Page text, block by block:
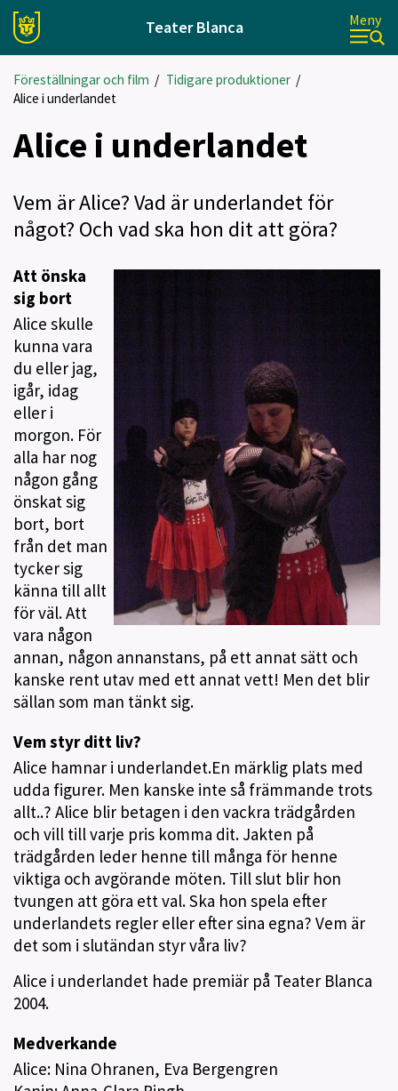
Teater Blanca Meny
Föreställningar och film / Tidigare produktioner/
Alice i underlandet
Alice i underlandet
Vem är Alice? Vad är underlandet för
något? Och vad ska hon dit att göra?
Att önska
sig bort
Alice skulle
kunna vara
du eller jag,
igår, idag
eller i
morgon. För
alla har nog
någon gång
önskat sig
bort, bort
från det man
tycker sig
känna till allt
för väl. Att
vara någon
annan, någon annanstans, på ett annat sätt och
kanske rent utav med ett annat vett! Men det blir
sällan som man tänkt sig.
Vem styr ditt liv?
Alice hamnar i underlandet.En märklig plats med
udda figurer. Men kanske inte så främmande trots
allt..? Alice blir betagen i den vackra trädgården
och vill till varje pris komma dit. Jakten på
trädgården leder henne till många för henne
viktiga och avgörande möten. Till slut blir hon
tvungen att göra ett val. Ska hon spela efter
underlandets regler eller efter sina egna? Vem är
det som i slutändan styr våra liv?
Alice i underlandet hade premiär på Teater Blanca
2004.
Medverkande
Alice: Nina Ohranen, Eva Bergengren